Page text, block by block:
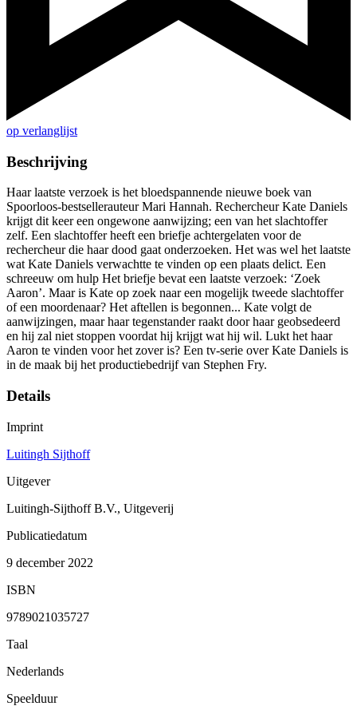
op verlanglijst
Beschrijving
Haar laatste verzoek is het bloedspannende nieuwe boek van
Spoorloos-bestsellerauteur Mari Hannah. Rechercheur Kate Daniels
krijgt dit keer een ongewone aanwijzing; een van het slachtoffer
zelf. Een slachtoffer heeft een briefje achtergelaten voor de
rechercheur die haar dood gaat onderzoeken. Het was wel het laatste
wat Kate Daniels verwachtte te vinden op een plaats delict. Een
schreeuw om hulp Het briefje bevat een laatste verzoek: ‘Zoek
Aaron’. Maar is Kate op zoek naar een mogelijk tweede slachtoffer
of een moordenaar? Het aftellen is begonnen... Kate volgt de
aanwijzingen, maar haar tegenstander raakt door haar geobsedeerd
en hij zal niet stoppen voordat hij krijgt wat hij wil. Lukt het haar
Aaron te vinden voor het zover is? Een tv-serie over Kate Daniels is
in de maak bij het productiebedrijf van Stephen Fry.
Details
Imprint
Luitingh Sijthoff
Uitgever
Luitingh-Sijthoff B.V., Uitgeverij
Publicatiedatum
9 december 2022
ISBN
9789021035727
Taal
Nederlands
Speelduur